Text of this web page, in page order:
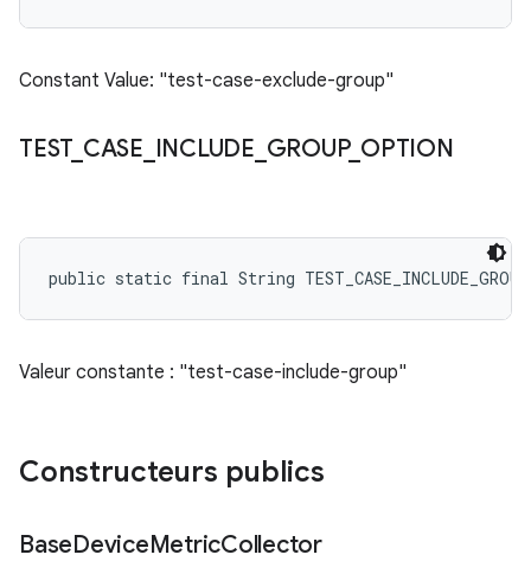
Constant Value: "test-case-exclude-group"
TEST_ CASE INCLUDE GROUP_ OPTION
public static final String
Valeur constante : "test-case-include-group"
Constructeurs publics
BaseDeviceMetricCollector